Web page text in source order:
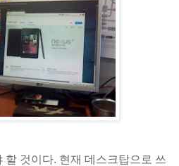
할 것이다. 현재 데스크탑으로 쓰